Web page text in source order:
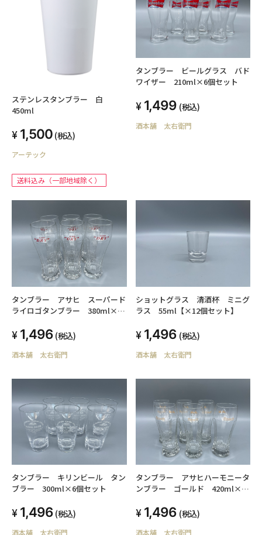
ステンレスタンブラー 白
450ml
1,500 (税込)
アーテック
送料込み（一部地域除く）
タンブラー ビールグラス バド
ワイザー 210ml×6個セット
1,499 (税込)
酒本舗 太右衛門
タンブラー アサヒ スーパード
ライロゴタンブラー 380ml×6
1,496 (税込)
酒本舗 太右衛門
ショットグラス 清酒杯 ミニグ
ラス 55ml【×12個セット】
1,496 (税込)
酒本舗 太右衛門
タンブラー キリンビール タン
ブラー 300ml×6個セット
1,496 (税込)
酒本舗 太右衛門
タンブラー アサヒハーモニータ
ンブラー ゴールド 420ml×6
1,496 (税込)
酒本舗 太右衛門